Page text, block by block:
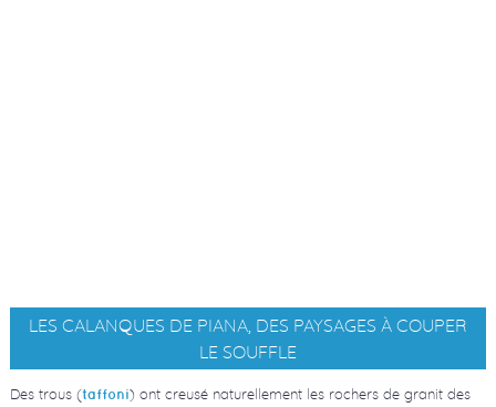
LES CALANQUES DE PIANA, DES PAYSAGES À COUPER
LE SOUFFLE
Des trous (taffoni) ont creusé naturellement les rochers de granit des